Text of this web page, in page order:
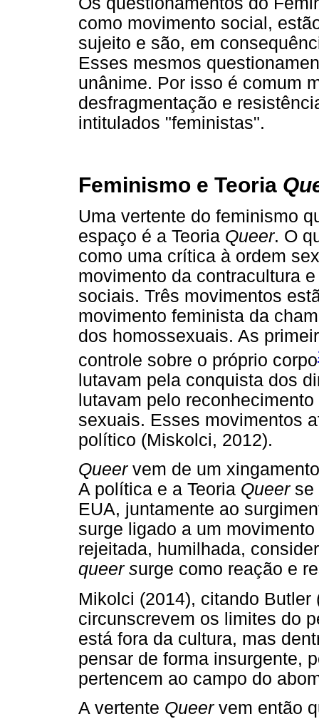
como movimento social,
sujeito e são, em
Esses mesmos
unânime. Por isso é comum
desfragmentação e
intitulados "feministas".
Feminismo e Teoria
Uma vertente do feminismo
espaço é a Teoria Queer. O
como uma crítica à ordem
movimento da contracultura
sociais. Três movimentos
movimento feminista da
dos homossexuais. As
controle sobre o próprio corpo
lutavam pela conquista dos
lutavam pelo
sexuais. Esses movimentos
político (Miskolci, 2012).
Queervem de um
A política e a Teoria Queer se
EUA, juntamente ao
surge ligado a um
rejeitada, humilhada,
queer surge como reação e
Mikolci (2014), citando
circunscrevem os limites do
está fora da cultura, mas
pensar de forma insurgente,
pertencem ao campo do
A vertente Queervem então